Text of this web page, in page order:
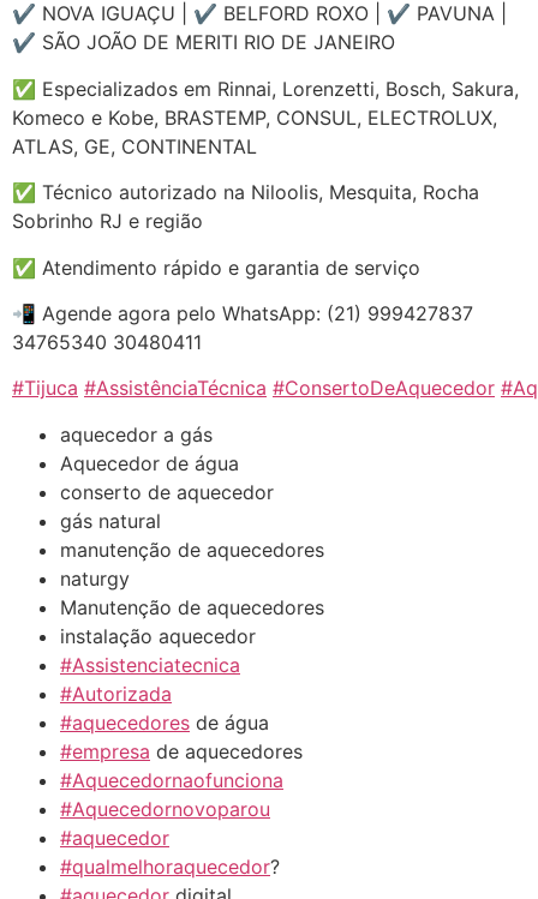
✔ NOVA IGUAÇU | ✔ BELFORD ROXO | ✔ PAVUNA |
✔ SÃO JOÃO DE MERITI RIO DE JANEIRO
✅ Especializados em Rinnai, Lorenzetti, Bosch, Sakura,
Komeco e Kobe, BRASTEMP, CONSUL, ELECTROLUX,
ATLAS, GE, CONTINENTAL
✅ Técnico autorizado na Niloolis, Mesquita, Rocha
Sobrinho RJ e região
✅ Atendimento rápido e garantia de serviço
📲 Agende agora pelo WhatsApp: (21) 999427837
34765340 30480411
#Tijuca #AssistênciaTécnica #ConsertoDeAquecedor
aquecedor a gás
Aquecedor de água
conserto de aquecedor
gás natural
manutenção de aquecedores
naturgy
Manutenção de aquecedores
instalação aquecedor
#Assistenciatecnica
#Autorizada
#aquecedores de água
#empresa de aquecedores
#Aquecedornaofunciona
#Aquecedornovoparou
#aquecedor
#qualmelhoraquecedor?